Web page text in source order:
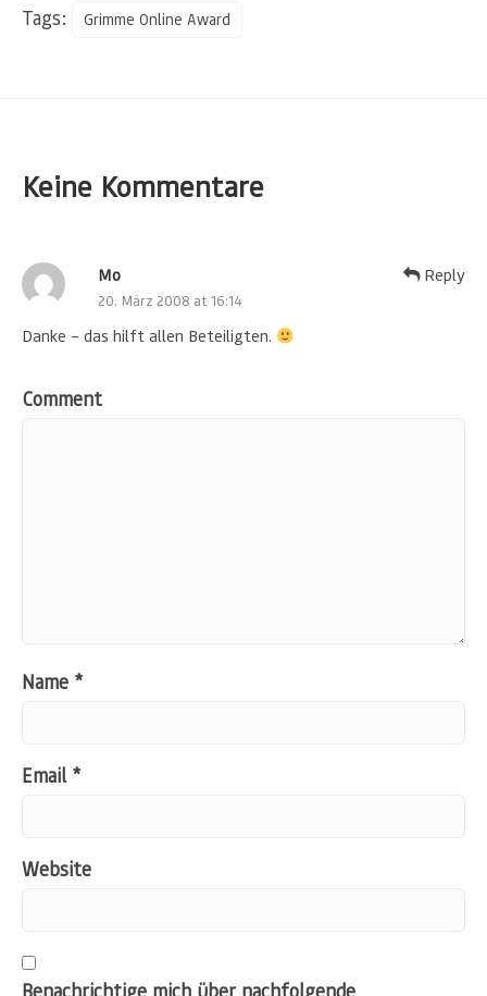
Tags: Grimme Online Award
Keine Kommentare
Mo
20. März 2008 at 16:14
Danke – das hilft allen Beteiligten.
Reply
Comment
Name *
Email *
Website
Benachrichtige mich über nachfolgende